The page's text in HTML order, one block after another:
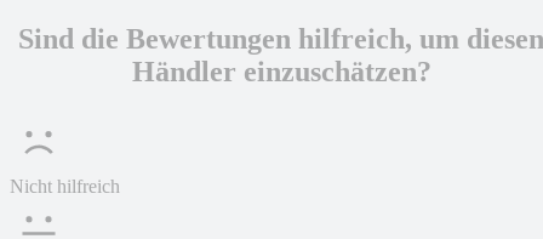
Sind die Bewertungen hilfreich, um diesen
Händler einzuschätzen?
Nicht hilfreich